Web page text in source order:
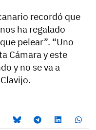
recordó que
ha regalado
pelear”. “Uno
Cámara y este
y no se va a